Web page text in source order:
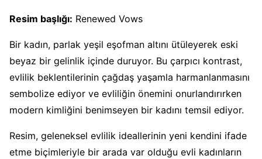
Resim başlığı: Renewed Vows
Bir kadın, parlak yeşil eşofman altını ütüleyerek eski
beyaz bir gelinlik içinde duruyor. Bu çarpıcı kontrast,
evlilik beklentilerinin çağdaş yaşamla harmanlanmasını
sembolize ediyor ve evliliğin önemini onurlandırırken
modern kimliğini benimseyen bir kadını temsil ediyor.
Resim, geleneksel evlilik ideallerinin yeni kendini ifade
etme biçimleriyle bir arada var olduğu evli kadınların